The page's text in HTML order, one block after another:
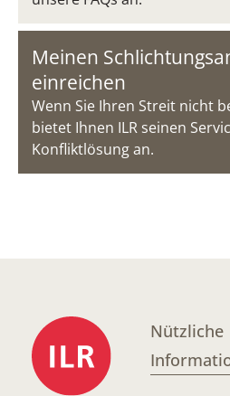
Meinen
einreichen
Wenn Sie Ihren Streit nicht
bietet Ihnen ILR seinen
Konfliktlösung an.
Nützliche